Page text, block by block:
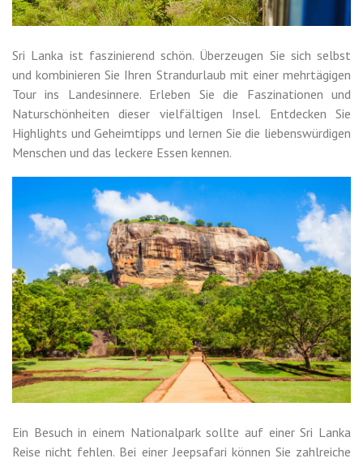
Sri Lanka ist faszinierend schön. Überzeugen Sie sich selbst
und kombinieren Sie Ihren Strandurlaub mit einer mehrtägigen
Tour ins Landesinnere. Erleben Sie die Faszinationen und
Naturschönheiten dieser vielfältigen Insel. Entdecken Sie
Highlights und Geheimtipps und lernen Sie die liebenswürdigen
Menschen und das leckere Essen kennen.
Ein Besuch in einem Nationalpark sollte auf einer Sri Lanka
Reise nicht fehlen. Bei einer Jeepsafari können Sie zahlreiche